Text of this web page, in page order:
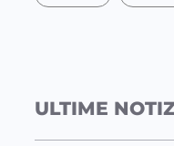
ULTIME